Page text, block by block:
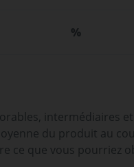
%
intermédiaires
du produit au
ce que vous pourriez